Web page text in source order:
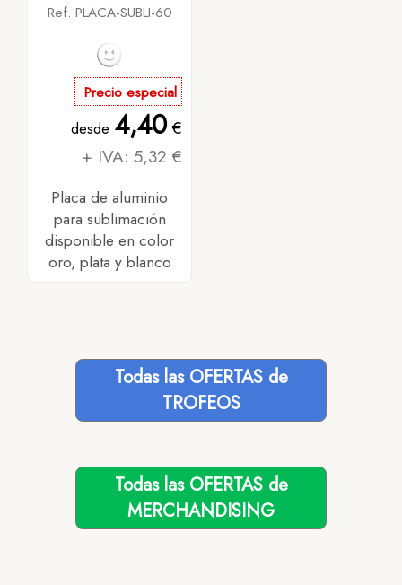
Ref. PLACA-SUBLI-60
Precio especial
desde 4,40€
+ IVA: 5,32 €
Placa de aluminio
para sublimación
disponible en color
oro, plata y blanco
Todas las OFERTAS de
TROFEOS
Todas las OFERTAS de
MERCHANDISING